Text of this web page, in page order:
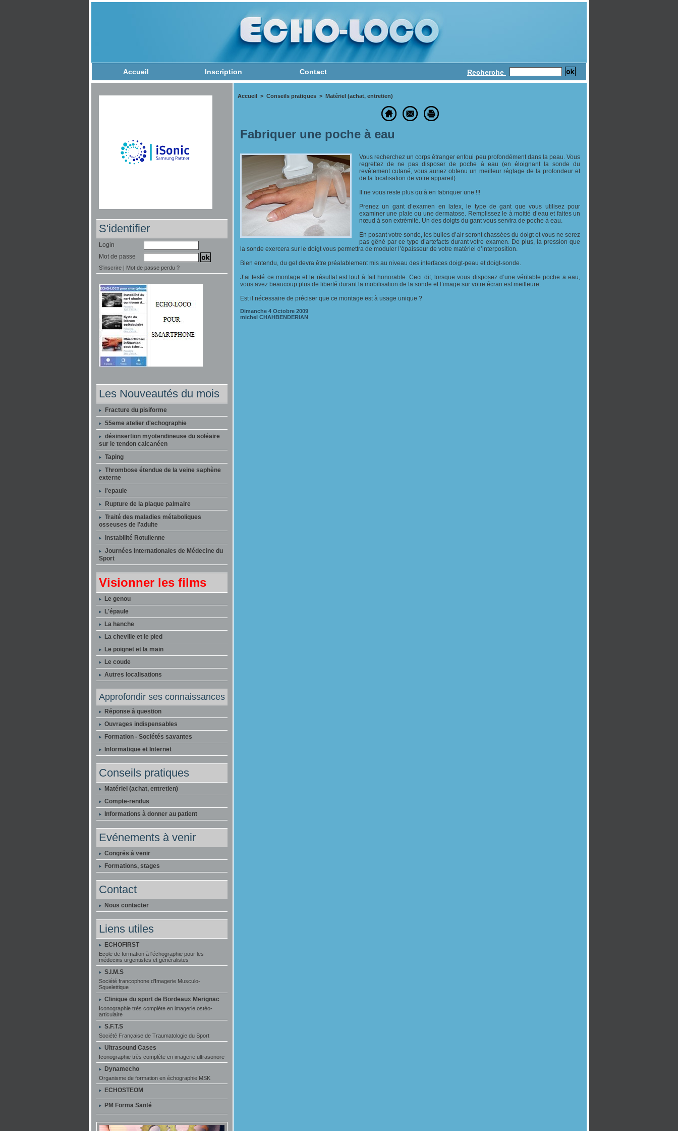
Accueil Inscription Contact Recherche
S'identifier
Login
Mot de passe
S'inscrire | Mot de passe perdu ?
Les Nouveautés du mois
Fracture du pisiforme
55eme atelier d'echographie
désinsertion myotendineuse du soléaire
sur le tendon calcanéen
Taping
Thrombose étendue de la veine saphène
externe
l'epaule
Rupture de la plaque palmaire
Traité des maladies métaboliques
osseuses de l'adulte
Instabilité Rotulienne
Journées Internationales de Médecine du
Sport
Visionner les films
Le genou
L'épaule
La hanche
La cheville et le pied
Le poignet et la main
Le coude
Autres localisations
Approfondir ses connaissances
Réponse à question
Ouvrages indispensables
Formation - Sociétés savantes
Informatique et Internet
Conseils pratiques
Matériel (achat, entretien)
Compte-rendus
Informations à donner au patient
Evénements à venir
Congrés à venir
Formations, stages
Contact
Nous contacter
Liens utiles
ECHOFIRST
Ecole de formation à l'échographie pour les
médecins urgentistes et généralistes
S.I.M.S
Société francophone d'Imagerie Musculo-
Squelettique
Clinique du sport de Bordeaux Merignac
Iconographie très complète en imagerie ostéo-
articulaire
S.F.T.S
Société Française de Traumatologie du Sport
Ultrasound Cases
Iconographie très complète en imagerie ultrasonore
Dynamecho
Organisme de formation en échographie MSK
ECHOSTEOM
PM Forma Santé
Accueil > Conseils pratiques > Matériel (achat, entretien)
Fabriquer une poche à eau
Vous recherchez un corps étranger enfoui peu profondément dans la peau. Vous
regrettez de ne pas disposer de poche à eau (en éloignant la sonde du
revêtement cutané, vous auriez obtenu un meilleur réglage de la profondeur et
de la focalisation de votre appareil).
Il ne vous reste plus qu’à en fabriquer une !!!
Prenez un gant d’examen en latex, le type de gant que vous utilisez pour
examiner une plaie ou une dermatose. Remplissez le à moitié d’eau et faites un
nœud à son extrémité. Un des doigts du gant vous servira de poche à eau.
En posant votre sonde, les bulles d’air seront chassées du doigt et vous ne serez
pas gêné par ce type d’artefacts durant votre examen. De plus, la pression que
la sonde exercera sur le doigt vous permettra de moduler l’épaisseur de votre matériel d’interposition.
Bien entendu, du gel devra être préalablement mis au niveau des interfaces doigt-peau et doigt-sonde.
J’ai testé ce montage et le résultat est tout à fait honorable. Ceci dit, lorsque vous disposez d’une véritable poche a eau,
vous avez beaucoup plus de liberté durant la mobilisation de la sonde et l’image sur votre écran est meilleure.
Est il nécessaire de préciser que ce montage est à usage unique ?
Dimanche 4 Octobre 2009
michel CHAHBENDERIAN